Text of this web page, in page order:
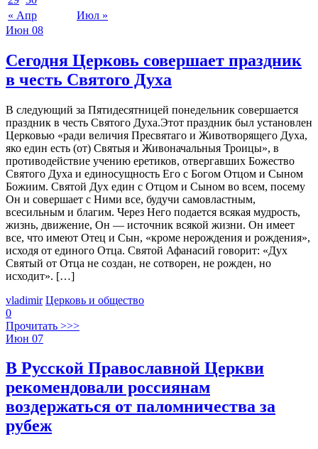
« Апр Июл »
Июн 08
Сегодня Церковь совершает праздник
в честь Святого Духа
В следующий за Пятидесятницей понедельник совершается
праздник в честь Святого Духа.Этот праздник был установлен
Церковью «ради величия Пресвятаго и Животворящего Духа,
яко един есть (от) Святыя и Живоначальныя Троицы», в
противодействие учению еретиков, отвергавших Божество
Святого Духа и единосущность Его с Богом Отцом и Сыном
Божиим. Святой Дух един с Отцом и Сыном во всем, посему
Он и совершает с Ними все, будучи самовластным,
всесильным и благим. Через Него подается всякая мудрость,
жизнь, движение, Он — источник всякой жизни. Он имеет
все, что имеют Отец и Сын, «кроме нерождения и рождения»,
исходя от единого Отца. Святой Афанасий говорит: «Дух
Святый от Отца не создан, не сотворен, не рожден, но
исходит». […]
vladimir Церковь и общество
0
Прочитать >>>
Июн 07
В Русской Православной Церкви
рекомендовали россиянам
воздержаться от паломничества за
рубеж